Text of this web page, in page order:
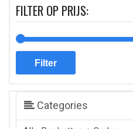
FILTER OP PRIJS:
Filter
Categories